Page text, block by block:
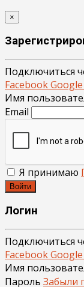
×
Подключиться
FacebookGoogle
Имя
Email
Я принимаю
Войти
Логин
Подключиться
FacebookGoogle
Имя
Пароль Забыли